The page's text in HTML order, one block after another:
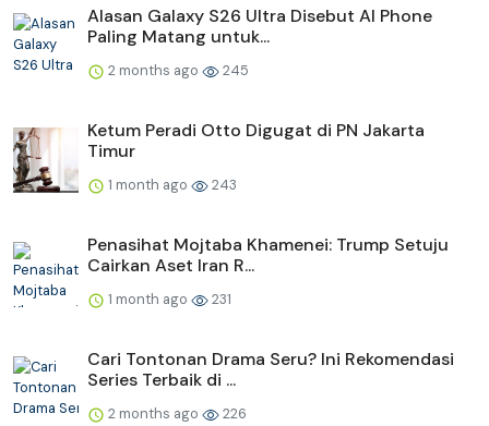
Alasan Galaxy S26 Ultra Disebut AI Phone
Paling Matang untuk...
2 months ago 245
Ketum Peradi Otto Digugat di PN Jakarta
Timur
1 month ago 243
Penasihat Mojtaba Khamenei: Trump Setuju
Cairkan Aset Iran R...
1 month ago 231
Cari Tontonan Drama Seru? Ini Rekomendasi
Series Terbaik di ...
2 months ago 226